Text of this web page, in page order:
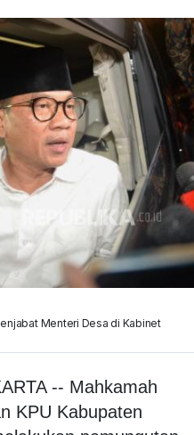
Menteri Desa di Kabinet
-- Mahkamah
KPU Kabupaten